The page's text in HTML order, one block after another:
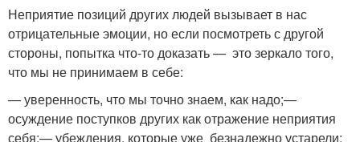
Неприятие позиций других людей вызывает в нас
отрицательные эмоции, но если посмотреть с другой
стороны, попытка что-то доказать — это зеркало того,
что мы не принимаем в себе:
— уверенность, что мы точно знаем, как надо;—
осуждение поступков других как отражение неприятия
себя;— убеждения, которые уже безнадежно устарели;